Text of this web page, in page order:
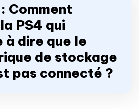
Comment
PS4 qui
à dire que le
de stockage
pas connecté ?